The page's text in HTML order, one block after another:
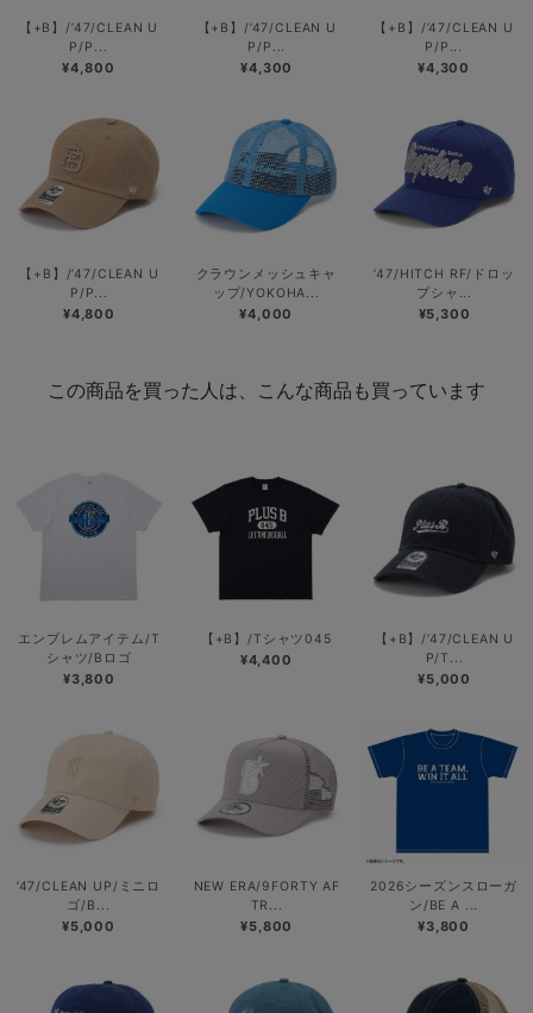
【+B】/’47/CLEAN U
P/P...
¥4,800
【+B】/’47/CLEAN U
P/P...
¥4,300
【+B】/’47/CLEAN U
P/P...
¥4,300
【+B】/’47/CLEAN U
P/P...
¥4,800
クラウンメッシュキャ
ップ/YOKOHA...
¥4,000
’47/HITCH RF/ドロッ
プシャ...
¥5,300
この商品を買った人は、こんな商品も買っています
エンブレムアイテム/T
シャツ/Bロゴ
¥3,800
【+B】/Tシャツ045
¥4,400
【+B】/’47/CLEAN U
P/T...
¥5,000
’47/CLEAN UP/ミニロ
ゴ/B...
¥5,000
NEW ERA/9FORTY AF
TR...
¥5,800
2026シーズンスローガ
ン/BE A ...
¥3,800